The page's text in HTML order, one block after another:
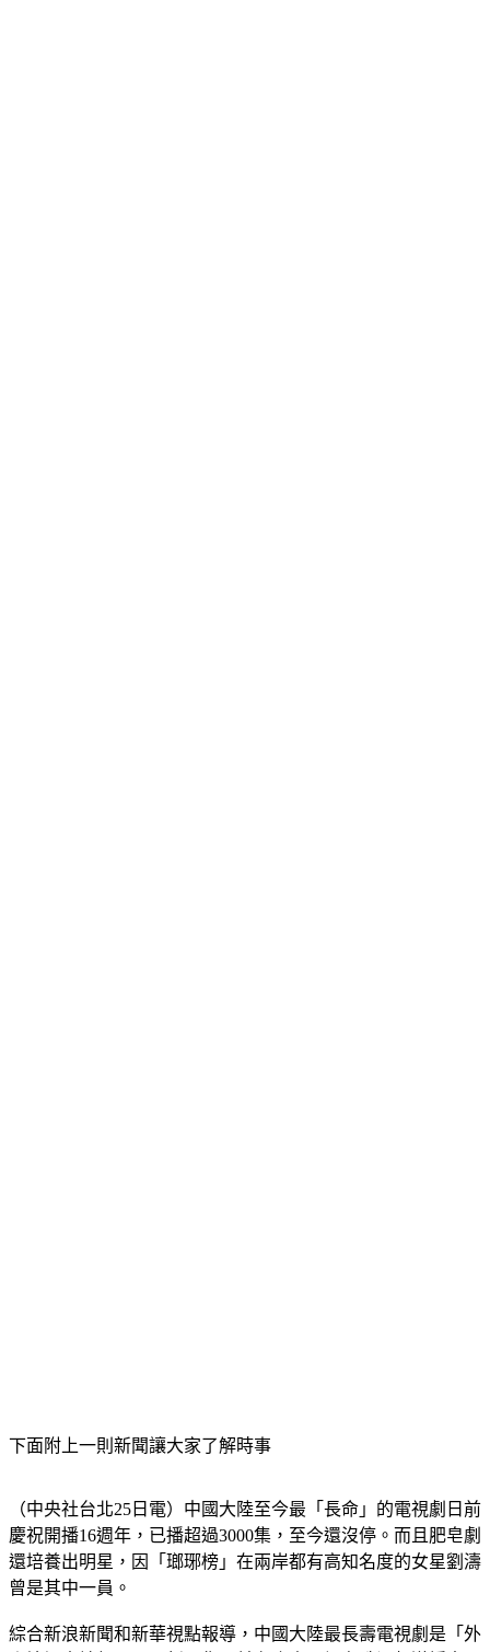
下面附上一則新聞讓大家了解時事
（中央社台北25日電）中國大陸至今最「長命」的電視劇日前
慶祝開播16週年，已播超過3000集，至今還沒停。而且肥皂劇
還培養出明星，因「瑯琊榜」在兩岸都有高知名度的女星劉濤
曾是其中一員。
綜合新浪新聞和新華視點報導，中國大陸最長壽電視劇是「外